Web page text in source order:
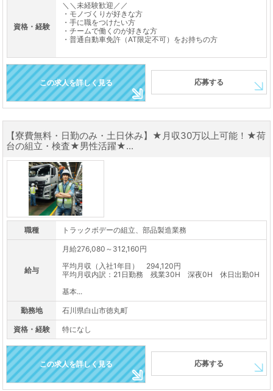
資格・経験
＼＼未経験歓迎／／
・モノづくりが好きな方
・手に職をつけたい方
・チームで働くのが好きな方
・普通自動車免許（AT限定不可）をお持ちの方
この求人を詳しく見る 応募する
【寮費無料・日勤のみ・土日休み】★月収30万以上可能！★荷
台の組立・検査★男性活躍★...
職種 トラックボデーの組立、部品製造業務
給与
月給276,080～312,160円
平均月収（入社1年目） 294,120円
平均月収内訳：21日勤務 残業30H 深夜0H 休日出勤0H
基本...
勤務地 石川県白山市徳丸町
資格・経験 特になし
この求人を詳しく見る 応募する